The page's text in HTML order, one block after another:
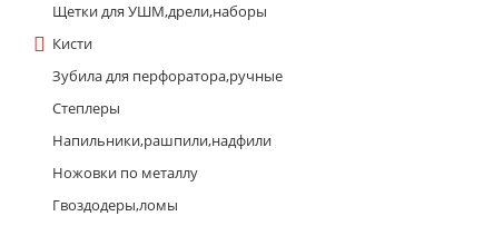
Щетки для УШМ,дрели,наборы
Кисти
Зубила для перфоратора,ручные
Степлеры
Напильники,рашпили,надфили
Ножовки по металлу
Гвоздодеры,ломы